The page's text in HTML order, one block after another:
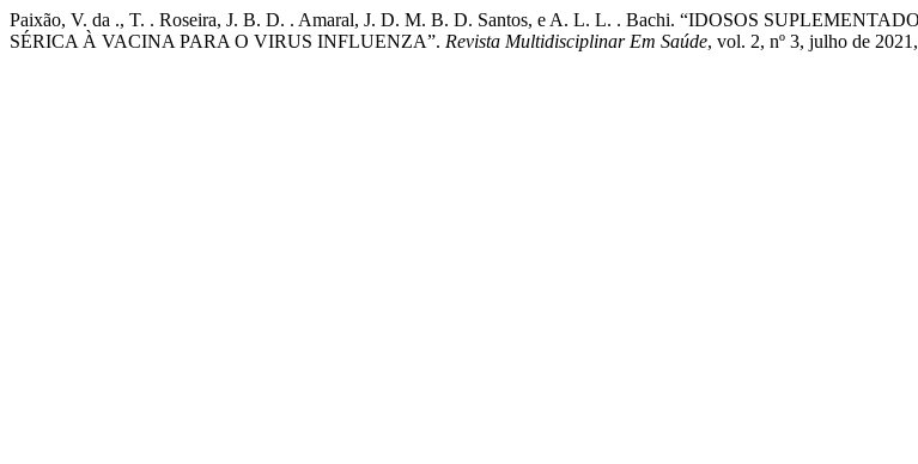
Paixão, V. da ., T. . Roseira, J. B. D. . Amaral, J. D. M. B. D. Santos, e A. L. L. . Bachi. “IDOSOS
SÉRICA À VACINA PARA O VIRUS INFLUENZA”. Revista Multidisciplinar Em Saúde, vol. 2, nº 3, julho de